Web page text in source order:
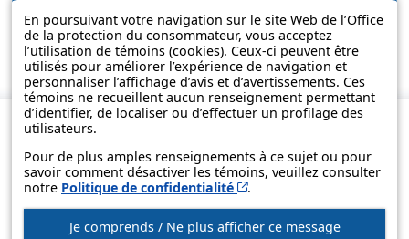
En poursuivant votre navigation sur le site Web de l’Office
de la protection du consommateur, vous acceptez
l’utilisation de témoins (cookies). Ceux-ci peuvent être
utilisés pour améliorer l’expérience de navigation et
personnaliser l’affichage d’avis et d’avertissements. Ces
témoins ne recueillent aucun renseignement permettant
d’identifier, de localiser ou d’effectuer un profilage des
utilisateurs.
Pour de plus amples renseignements à ce sujet ou pour
savoir comment désactiver les témoins, veuillez consulter
notre Politique de confidentialité Cet hyperlien s’ouvrira
.
Je comprends / Ne plus afficher ce message
L'information présentée dans cette page a été vulgarisée pour en
favoriser la compréhension. Elle ne remplace pas les textes des lois
et des règlements.